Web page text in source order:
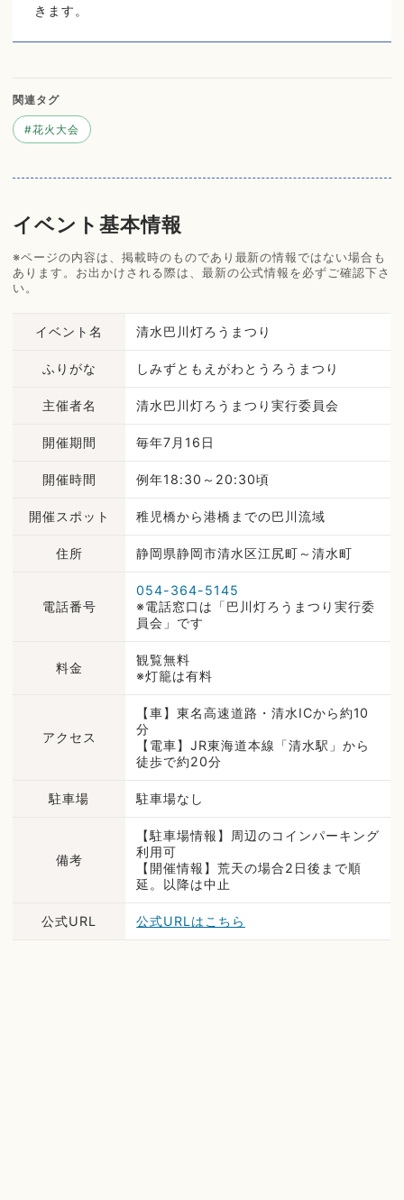
きます。
関連タグ
#花火大会
イベント基本情報
※ページの内容は、掲載時のものであり最新の情報ではない場合も
あります。お出かけされる際は、最新の公式情報を必ずご確認下さ
い。
イベント名 清水巴川灯ろうまつり
ふりがな しみずともえがわとうろうまつり
主催者名 清水巴川灯ろうまつり実行委員会
開催期間 毎年7月16日
開催時間 例年18:30～20:30頃
開催スポット 稚児橋から港橋までの巴川流域
住所 静岡県静岡市清水区江尻町～清水町
電話番号
054-364-5145
※電話窓口は「巴川灯ろうまつり実行委
員会」です
料金
観覧無料
※灯籠は有料
アクセス
【車】東名高速道路・清水ICから約10
分
【電車】JR東海道本線「清水駅」から
徒歩で約20分
駐車場 駐車場なし
備考
【駐車場情報】周辺のコインパーキング
利用可
【開催情報】荒天の場合2日後まで順
延。以降は中止
公式URL 公式URLはこちら